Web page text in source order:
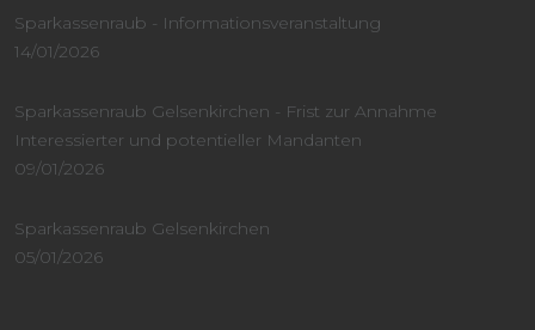
Sparkassenraub - Informationsveranstaltung
14/01/2026
Sparkassenraub Gelsenkirchen - Frist zur Annahme
Interessierter und potentieller Mandanten
09/01/2026
Sparkassenraub Gelsenkirchen
05/01/2026